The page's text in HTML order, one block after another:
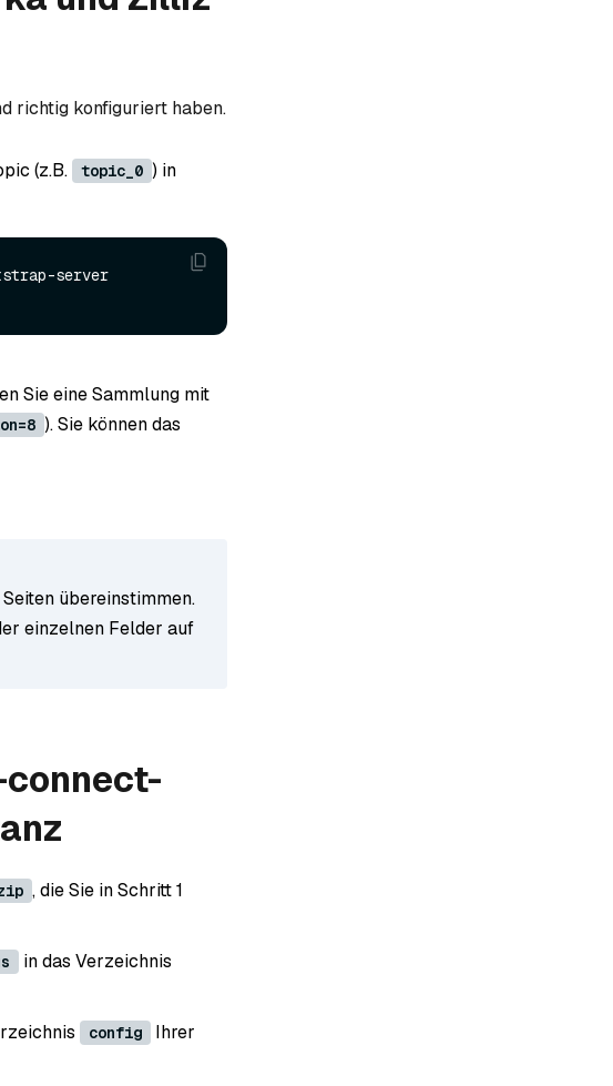
richtig konfiguriert haben.
(z.B. topic_0 ) in
server
Sie eine Sammlung mit
). Sie können das
übereinstimmen.
einzelnen Felder auf
, die Sie in Schritt 1
in das Verzeichnis
config
Ihrer